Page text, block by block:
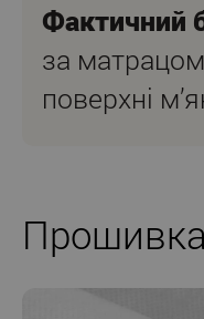
Фактичний
за
поверхні